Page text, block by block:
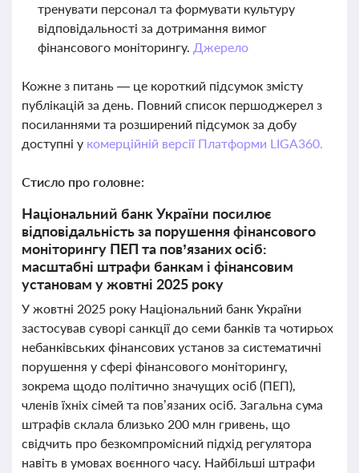
тренувати персонал та формувати культуру
відповідальності за дотримання вимог
фінансового моніторингу. Джерело
Кожне з питань — це короткий підсумок змісту
публікацій за день. Повний список першоджерел з
посиланнями та розширений підсумок за добу
доступні у комерційній версії Платформи LIGA360.
Стисло про головне:
Національний банк України посилює
відповідальність за порушення фінансового
моніторингу ПЕП та пов’язаних осіб:
масштабні штрафи банкам і фінансовим
установам у жовтні 2025 року
У жовтні 2025 року Національний банк України
застосував суворі санкції до семи банків та чотирьох
небанківських фінансових установ за систематичні
порушення у сфері фінансового моніторингу,
зокрема щодо політично значущих осіб (ПЕП),
членів їхніх сімей та пов’язаних осіб. Загальна сума
штрафів склала близько 200 млн гривень, що
свідчить про безкомпромісний підхід регулятора
навіть в умовах воєнного часу. Найбільші штрафи